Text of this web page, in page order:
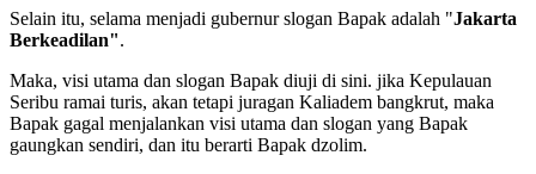
Selain itu, selama menjadi gubernur slogan Bapak adalah "Jakarta
Berkeadilan".
Maka, visi utama dan slogan Bapak diuji di sini. jika Kepulauan
Seribu ramai turis, akan tetapi juragan Kaliadem bangkrut, maka
Bapak gagal menjalankan visi utama dan slogan yang Bapak
gaungkan sendiri, dan itu berarti Bapak dzolim.